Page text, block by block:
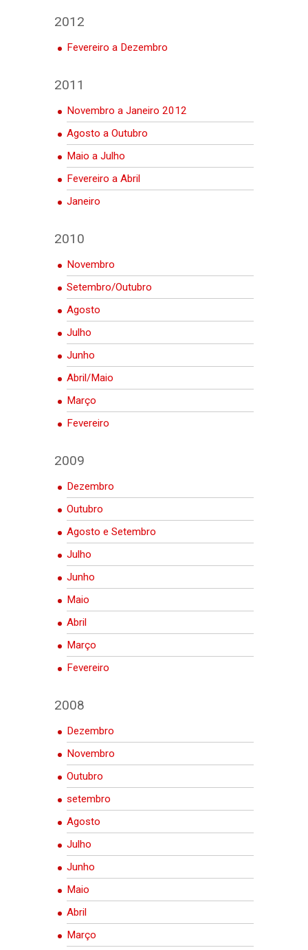
2012
Fevereiro a Dezembro
2011
Novembro a Janeiro 2012
Agosto a Outubro
Maio a Julho
Fevereiro a Abril
Janeiro
2010
Novembro
Setembro/Outubro
Agosto
Julho
Junho
Abril/Maio
Março
Fevereiro
2009
Dezembro
Outubro
Agosto e Setembro
Julho
Junho
Maio
Abril
Março
Fevereiro
2008
Dezembro
Novembro
Outubro
setembro
Agosto
Julho
Junho
Maio
Abril
Março